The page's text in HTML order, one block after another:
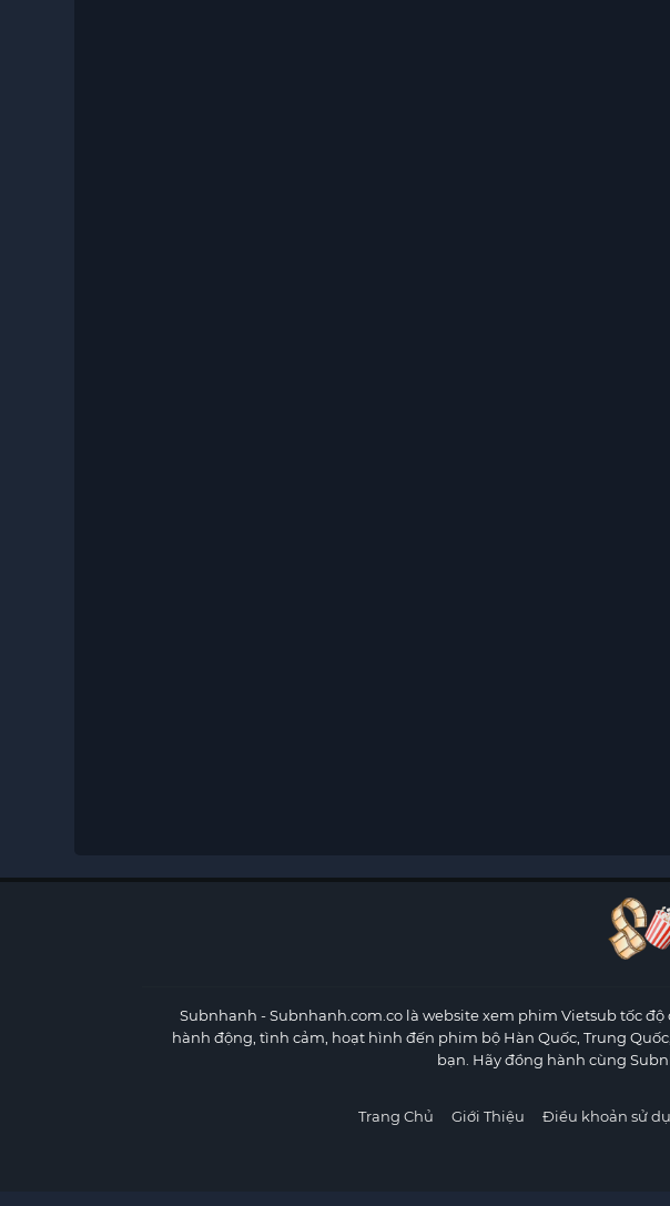
Subnhanh - Subnhanh.com.co là website xem phim Vietsub tốc
hành động, tình cảm, hoạt hình đến phim bộ Hàn Quốc, Trung
bạn. Hãy đồng hành cùng
Trang Chủ Giới Thiệu Điều khoản sử